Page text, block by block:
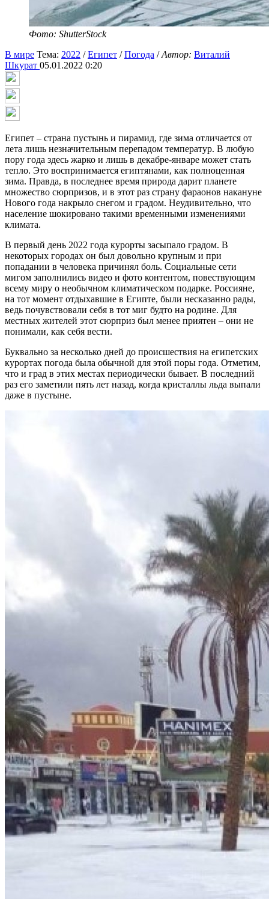
Фото: ShutterStock
В мире Тема: 2022 /Египет /Погода /Автор: Виталий
Шкурат 05.01.2022 0:20
Египет – страна пустынь и пирамид, где зима отличается от
лета лишь незначительным перепадом температур. В любую
пору года здесь жарко и лишь в декабре-январе может стать
тепло. Это воспринимается египтянами, как полноценная
зима. Правда, в последнее время природа дарит планете
множество сюрпризов, и в этот раз страну фараонов накануне
Нового года накрыло снегом и градом. Неудивительно, что
население шокировано такими временными изменениями
климата.
В первый день 2022 года курорты засыпало градом. В
некоторых городах он был довольно крупным и при
попадании в человека причинял боль. Социальные сети
мигом заполнились видео и фото контентом, повествующим
всему миру о необычном климатическом подарке. Россияне,
на тот момент отдыхавшие в Египте, были несказанно рады,
ведь почувствовали себя в тот миг будто на родине. Для
местных жителей этот сюрприз был менее приятен – они не
понимали, как себя вести.
Буквально за несколько дней до происшествия на египетских
курортах погода была обычной для этой поры года. Отметим,
что и град в этих местах периодически бывает. В последний
раз его заметили пять лет назад, когда кристаллы льда выпали
даже в пустыне.